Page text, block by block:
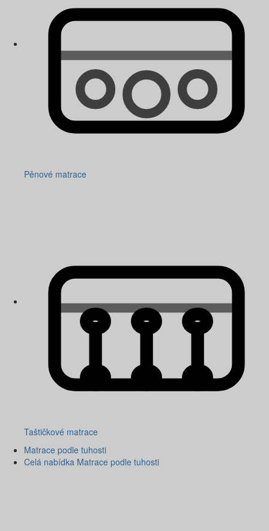
Pěnové matrace
Taštičkové matrace
Matrace podle tuhosti
Celá nabídka Matrace podle tuhosti